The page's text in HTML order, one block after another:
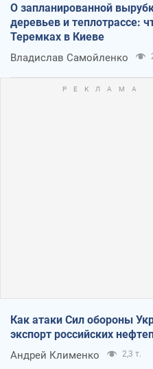
О запланированной
деревьев и теплотрассе:
Теремках в Киеве
Владислав Самойленко
Как атаки Сил обороны
экспорт российских
Андрей Клименко 2,3 т.